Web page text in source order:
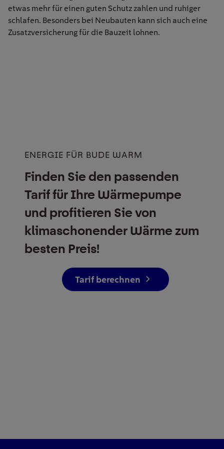
etwas mehr für einen guten Schutz zahlen und ruhiger
schlafen. Besonders bei Neubauten kann sich auch eine
Zusatzversicherung für die Bauzeit lohnen.
ENERGIE FÜR BUDE WARM
Finden Sie den passenden
Tarif für Ihre Wärmepumpe
und profitieren Sie von
klimaschonender Wärme zum
besten Preis!
Tarif berechnen